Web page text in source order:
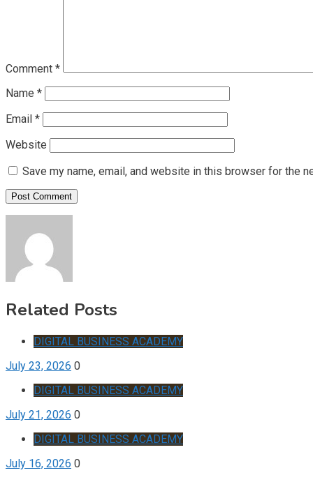
Comment *
Name *
Email *
Website
Save my name, email, and website in this browser for the
Related Posts
DIGITAL BUSINESS ACADEMY
July 23, 2026 0
DIGITAL BUSINESS ACADEMY
July 21, 2026 0
DIGITAL BUSINESS ACADEMY
July 16, 2026 0